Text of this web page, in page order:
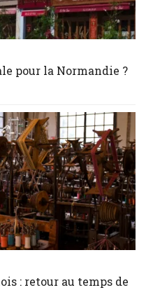
pour la Normandie ?
: retour au temps de